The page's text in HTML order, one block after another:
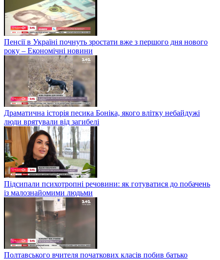
Пенсії в Україні почнуть зростати вже з першого дня нового
року – Економічні новини
Драматична історія песика Боніка, якого влітку небайдужі
люди врятували від загибелі
Підсипали психотропні речовини: як готуватися до побачень
із малознайомими людьми
Полтавського вчителя початкових класів побив батько